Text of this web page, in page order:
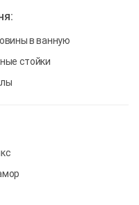
в ванную
стойки